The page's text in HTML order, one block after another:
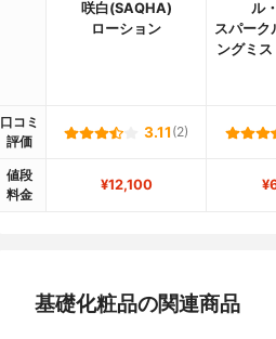
咲白(SAQHA)
ローション
ル
スパーク
ングミ
口コミ
評価
3.11 (2)
値段
料金
¥12,100
基礎化粧品の関連商品